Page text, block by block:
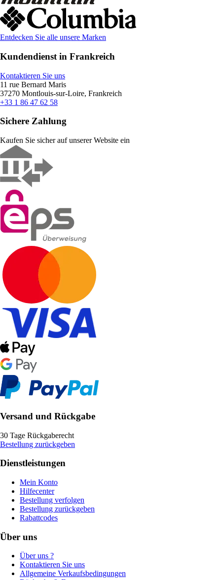
Entdecken Sie alle unsere Marken
Kundendienst in Frankreich
Kontaktieren Sie uns
11 rue Bernard Maris
37270 Montlouis-sur-Loire, Frankreich
+33 1 86 47 62 58
Sichere Zahlung
Kaufen Sie sicher auf unserer Website ein
Versand und Rückgabe
30 Tage Rückgaberecht
Bestellung zurückgeben
Dienstleistungen
Mein Konto
Hilfecenter
Bestellung verfolgen
Bestellung zurückgeben
Rabattcodes
Über uns
Über uns ?
Kontaktieren Sie uns
Allgemeine Verkaufsbedingungen